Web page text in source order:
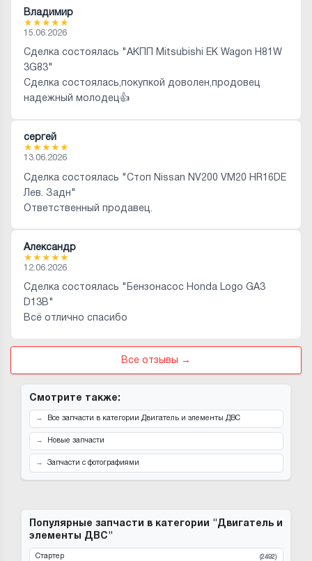
Владимир
★★★★★
15.06.2026
Сделка состоялась "АКПП Mitsubishi EK Wagon H81W
3G83"
Сделка состоялась,покупкой доволен,продовец
надежный молодец👍
сергей
★★★★★
13.06.2026
Сделка состоялась "Стоп Nissan NV200 VM20 HR16DE
Лев. Задн"
Ответственный продавец.
Александр
★★★★★
12.06.2026
Сделка состоялась "Бензонасос Honda Logo GA3
D13B"
Всё отлично спасибо
Все отзывы →
Смотрите также:
Все запчасти в категории Двигатель и элементы ДВС
Новые запчасти
Запчасти с фотографиями
Популярные запчасти в категории "Двигатель и
элементы ДВС"
Стартер (2492)